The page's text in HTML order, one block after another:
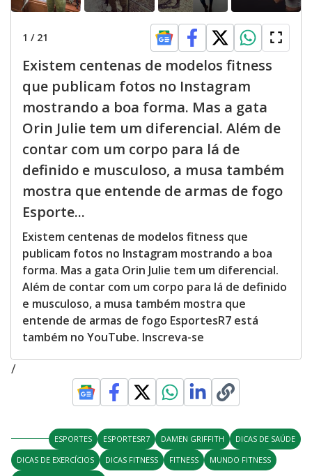
1 / 21
Existem centenas de modelos fitness
que publicam fotos no Instagram
mostrando a boa forma. Mas a gata
Orin Julie tem um diferencial. Além de
contar com um corpo para lá de
definido e musculoso, a musa também
mostra que entende de armas de fogo
Esporte...
Existem centenas de modelos fitness que
publicam fotos no Instagram mostrando a boa
forma. Mas a gata Orin Julie tem um diferencial.
Além de contar com um corpo para lá de definido
e musculoso, a musa também mostra que
entende de armas de fogo EsportesR7 está
também no YouTube. Inscreva-se
/
ESPORTES ESPORTESR7 DAMEN GRIFFITH
DICAS DE SAÚDE
DICAS DE EXERCÍCIOS
DICAS FITNESS FITNESS
MUNDO FITNESS